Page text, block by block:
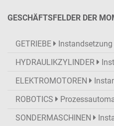
GESCHÄFTSFELDER DER
GETRIEBE
HYDRAULIKZYLINDER
ELEKTROMOTOREN
ROBOTICS
SONDERMASCHINEN